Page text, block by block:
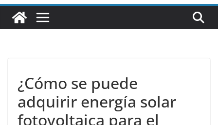
¿Cómo se puede
adquirir energía solar
fotovoltaica para el